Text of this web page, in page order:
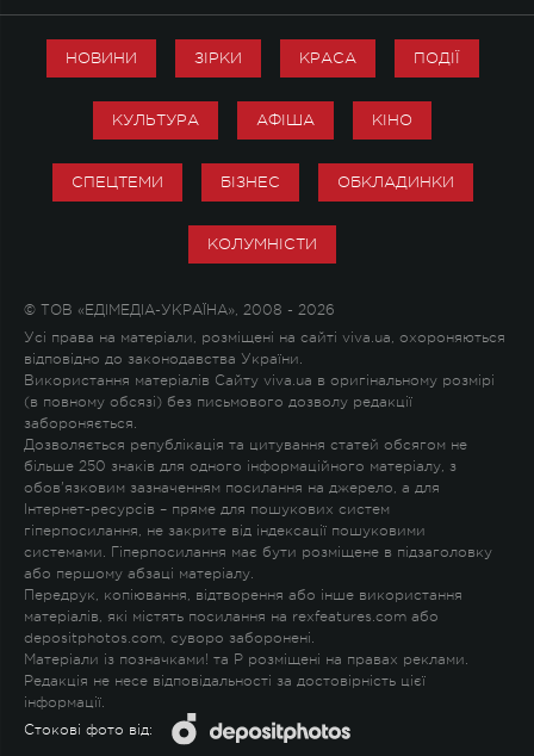
НОВИНИ ЗІРКИ КРАСА ПОДІЇ
КУЛЬТУРА АФІША КІНО
СПЕЦТЕМИ БІЗНЕС ОБКЛАДИНКИ
КОЛУМНІСТИ
© ТОВ «ЕДІМЕДІА-УКРАЇНА», 2008 - 2026
Усі права на матеріали, розміщені на сайті viva.ua, охороняються
відповідно до законодавства України.
Використання матеріалів Сайту viva.ua в оригінальному розмірі
(в повному обсязі) без письмового дозволу редакції
забороняється.
Дозволяється републікація та цитування статей обсягом не
більше 250 знаків для одного інформаційного матеріалу, з
обов'язковим зазначенням посилання на джерело, а для
Інтернет-ресурсів – пряме для пошукових систем
гіперпосилання, не закрите від індексації пошуковими
системами. Гіперпосилання має бути розміщене в підзаголовку
або першому абзаці матеріалу.
Передрук, копіювання, відтворення або інше використання
матеріалів, які містять посилання на rexfeatures.com або
depositphotos.com, суворо заборонені.
Матеріали із позначками! та P розміщені на правах реклами.
Редакція не несе відповідальності за достовірність цієї
інформації.
Стокові фото від: